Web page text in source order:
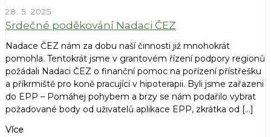
28. 5. 2025
Srdečné poděkování Nadaci ČEZ
Nadace ČEZ nám za dobu naší činnosti již mnohokrát
pomohla. Tentokrát jsme v grantovém řízení podpory regionů
požádali Nadaci ČEZ o finanční pomoc na pořízení přístřešku
a příkrmiště pro koně pracující v hipoterapii. Byli jsme zařazeni
do EPP – Pomáhej pohybem a brzy se nám podařilo vybrat
požadované body od uživatelů aplikace EPP, zkrátka od […]
Více